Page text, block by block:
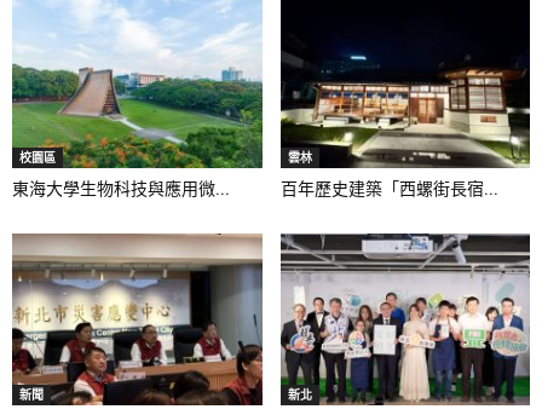
校園區
東海大學生物科技與應用微...
雲林
百年歷史建築「西螺街長宿...
新聞 新北